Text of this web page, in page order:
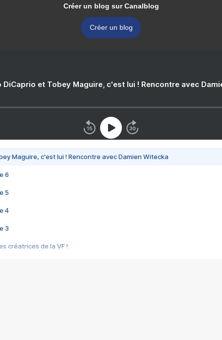
Créer un blog sur Canalblog
Créer un blog
DiCaprio et Tobey Maguire, c'est lui ! Rencontre avec
Maguire, c'est lui ! Rencontre avec Damien Witecka
6
5
4
3
créatrices de la VF !